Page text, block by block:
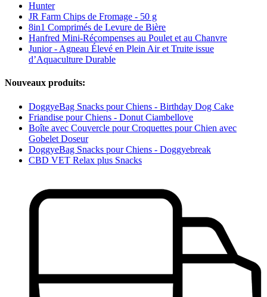
Hunter
JR Farm Chips de Fromage - 50 g
8in1 Comprimés de Levure de Bière
Hanfred Mini-Récompenses au Poulet et au Chanvre
Junior - Agneau Élevé en Plein Air et Truite issue
d’Aquaculture Durable
Nouveaux produits:
DoggyeBag Snacks pour Chiens - Birthday Dog Cake
Friandise pour Chiens - Donut Ciambellove
Boîte avec Couvercle pour Croquettes pour Chien avec
Gobelet Doseur
DoggyeBag Snacks pour Chiens - Doggyebreak
CBD VET Relax plus Snacks